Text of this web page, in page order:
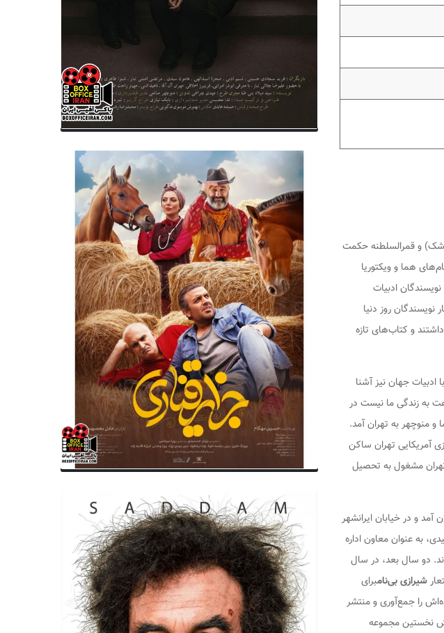
(پزشک) و قمرالسلطنه حکمت
هما و ویکتوریا
ادبیات
روز دنیا
و کتاب‌های تازه
جهان نیز آشنا
به زندگی ما نیست در
شاگرد اول کل کشور شد. در سال ۱۳۱۷، به همراه هما و منوچهر به تهران آمد.
آمریکایی تهران ساکن
تهران مشغول به تحصیل
آمد و در خیابان ایرانشهر
مالی مشکلی نداشتند سیمین تصمیم گرفت کار کند. در سال ۱۳۲۰ خورشیدی، به عنوان معاون اداره
دو سال بعد، در سال
شیرازی بی‌نامبرای
را جمع‌آوری و منتشر
نخستین مجموعه